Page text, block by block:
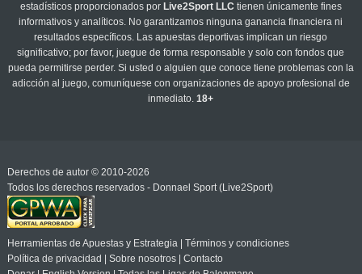
estadísticos proporcionados por Live2Sport LLC tienen únicamente fines
informativos y analíticos. No garantizamos ninguna ganancia financiera ni
resultados específicos. Las apuestas deportivas implican un riesgo
significativo; por favor, juegue de forma responsable y solo con fondos que
pueda permitirse perder. Si usted o alguien que conoce tiene problemas con la
adicción al juego, comuníquese con organizaciones de apoyo profesional de
inmediato.18+
Derechos de autor © 2010-2026
Todos los derechos reservados - Donnael Sport (Live2Sport)
Herramientas de Apuestas y Estrategia| Términos y condiciones
Política de privacidad
Sobre nosotros| Contacto